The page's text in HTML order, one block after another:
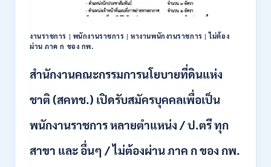
หลาย
อัตรา
ป.ตรี
/
เดือน
/
ONLINE
งานราชการ | พนักงานราชการ |หางานพนักงานราชการ |ไม่ต้อง
ผ่าน ภาค ก ของ กพ.
สำนักงานคณะกรรมการนโยบายที่ดินแห่ง
ชาติ (สคทช.) เปิดรับสมัครบุคคลเพื่อเป็น
พนักงานราชการ หลายตำแหน่ง / ป.ตรี ทุก
สาขา และ อื่นๆ / ไม่ต้องผ่าน ภาค ก ของ กพ.